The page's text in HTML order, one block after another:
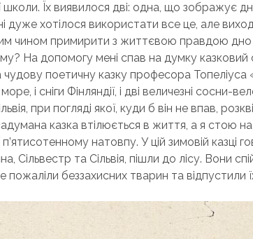
школи. Їх виявилося дві: одна, що зображує
дуже хотілося використати все це, але
чином примирити з життєвою правдою
На допомогу мені спав на думку казковий
поетичну казку професора Топеліуса
і сніги Фінляндії, і дві величезні сосни-
при погляді якої, куди б він не впав,
казка втілюється в життя, а я стою на
натовпу. У цій зимовій казці
Сільвестр та Сільвія, пішли до лісу. Вони
пожаліли беззахисних тварин та відпустили